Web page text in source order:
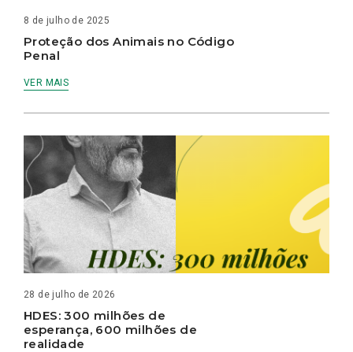
8 de julho de 2025
Proteção dos Animais no Código
Penal
VER MAIS
28 de julho de 2026
HDES: 300 milhões de
esperança, 600 milhões de
realidade